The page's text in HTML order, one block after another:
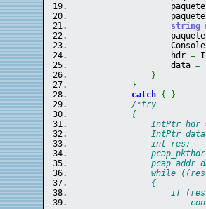
string
Console
hdr =
data =
}
}
catch {
}
/*try
{
IntPtr hdr =
IntPtr data =
int res;
pcap_pkthdr
pcap_addr datos =
while ((res =
{
if (res ==